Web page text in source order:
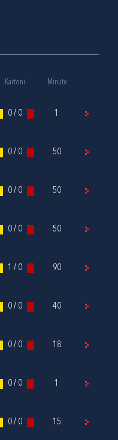
Kartoni Minute
0 / 0 1
0 / 0 50
0 / 0 50
0 / 0 50
1 / 0 90
0 / 0 40
0 / 0 18
0 / 0 1
0 / 0 15